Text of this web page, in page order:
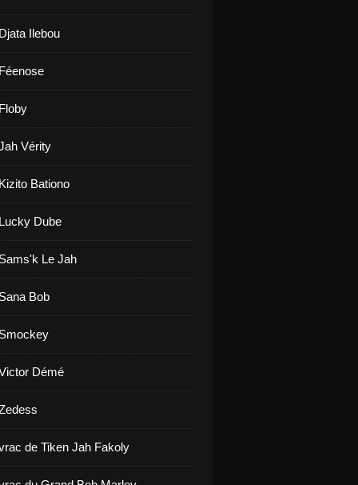
Ilebou
Vérity
Bationo
Dube
Le Jah
Bob
Démé
de Tiken Jah Fakoly